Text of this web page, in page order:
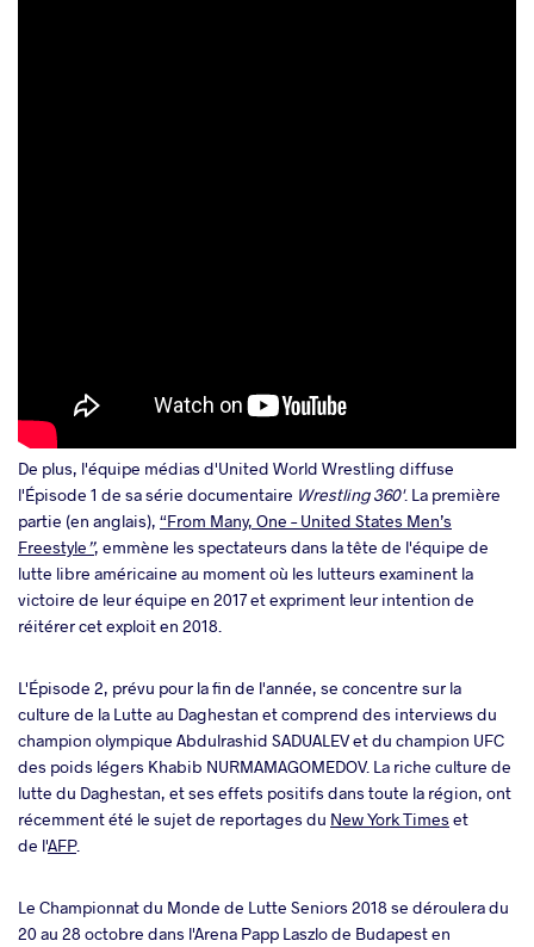
De plus, l'équipe médias d'United World Wrestling diffuse
l'Épisode 1 de sa série documentaire Wrestling 360'. La première
partie (en anglais), “From Many, One – United States Men’s
Freestyle”, emmène les spectateurs dans la tête de l'équipe de
lutte libre américaine au moment où les lutteurs examinent la
victoire de leur équipe en 2017 et expriment leur intention de
réitérer cet exploit en 2018.
L'Épisode 2, prévu pour la fin de l'année, se concentre sur la
culture de la Lutte au Daghestan et comprend des interviews du
champion olympique Abdulrashid SADUALEV et du champion UFC
des poids légers Khabib NURMAMAGOMEDOV. La riche culture de
lutte du Daghestan, et ses effets positifs dans toute la région, ont
récemment été le sujet de reportages du New York Times et
de l'AFP.
Le Championnat du Monde de Lutte Seniors 2018 se déroulera du
20 au 28 octobre dans l'Arena Papp Laszlo de Budapest en